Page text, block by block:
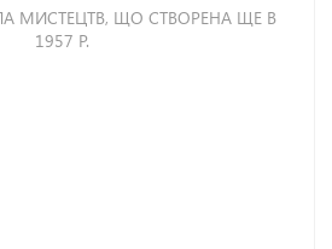
МИСТЕЦТВ, ЩО СТВОРЕНА ЩЕ В
1957 Р.